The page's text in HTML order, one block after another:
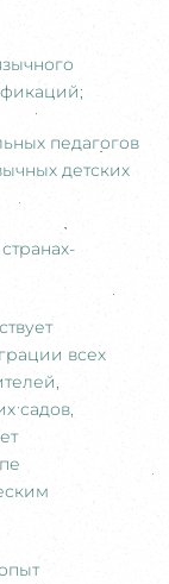
педагогов
детских
всех
садов,